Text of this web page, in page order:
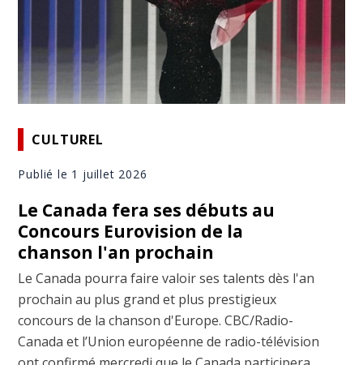
CULTUREL
Publié le 1 juillet 2026
Le Canada fera ses débuts au
Concours Eurovision de la
chanson l'an prochain
Le Canada pourra faire valoir ses talents dès l'an
prochain au plus grand et plus prestigieux
concours de la chanson d'Europe. CBC/Radio-
Canada et l’Union européenne de radio-télévision